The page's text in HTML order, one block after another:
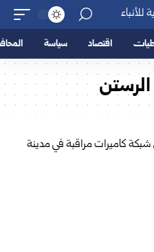
اقتصاد سياسة